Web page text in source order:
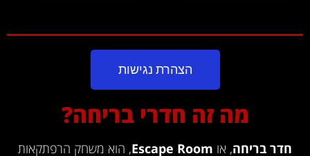
הצהרת נגישות
מה זה חדרי בריחה?
חדר בריחה, או Escape Room, הוא משחק הרפתקאות